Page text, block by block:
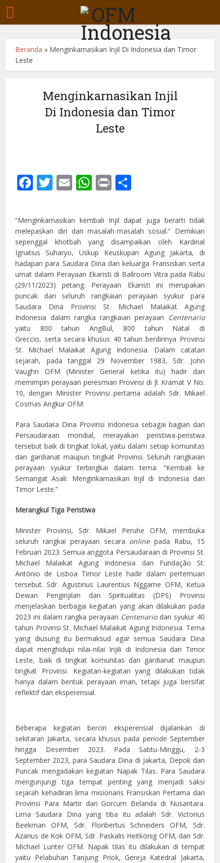
Beranda » Menginkarnasikan Injil Di Indonesia dan Timor
Leste
Menginkarnasikan Injil
Di Indonesia dan Timor
Leste
Facebook
Twitter
EmailWhatsApp
Print
“Menginkarnasikan kembali Injil dapat juga berarti tidak
melepaskan diri dari masalah-masalah sosial.” Demikian
sepenggal khotbah yang disampaikan oleh Kardinal
Ignatius Suharyo, Uskup Keuskupan Agung Jakarta, di
hadapan para Saudara Dina dan keluarga Fransiskan serta
umat dalam Perayaan Ekaristi di Ballroom Vitra pada Rabu
(29/11/2023) petang. Perayaan Ekaristi ini merupakan
puncak dari seluruh rangkaian perayaan syukur para
Saudara Dina Provinsi St. Michael Malaikat Agung
Indonesia dalam rangka rangkaian perayaan
Centenario
yaitu 800 tahun AngBul, 800 tahun Natal di
Greccio, serta secara khusus 40 tahun berdirinya Provinsi
St. Michael Malaikat Agung Indonesia. Dalam catatan
sejarah, pada tanggal 29 November 1983, Sdr. John
Vaughn OFM (Minister General ketika itu) hadir dan
memimpin perayaan peresmian Provinsi di Jl. Kramat V No.
10, dengan Minister Provinsi pertama adalah Sdr. Mikael
Cosmas Angkur OFM.
Para Saudara Dina Provinsi Indonesia sebagai bagian dari
Persaudaraan mondial, merayakan peristiwa-peristwa
tersebut baik di tingkat lokal, yaitu dalam setiap komunitas
dan gardianat maupun tingkat Provinsi. Seluruh rangkaian
perayaan syukur terbingkai dalam tema: “Kembali ke
Semangat Asali: Menginkarnasikan Injil di Indonesia dan
Timor Leste.”
Merangkul Tiga Peristiwa
Minister Provinsi, Sdr. Mikael Peruhe OFM, membuka
seluruh rangkai perayaan secara onlinepada Rabu, 15
Februari 2023. Semua anggota Persaudaraan di Provinsi St.
Michael Malaikat Agung Indonesia dan Fundação St.
António de Lisboa Timor Leste hadir dalam pertemuan
tersebut. Sdr. Agustinus Laurentius Nggame OFM, Ketua
Dewan Penginjilan dan Spiritualitas (DPS) Provinsi
menjelaskan berbagai kegiatan yang akan dilakukan pada
2023 ini dalam rangka perayaan Centenario dan syukur 40
tahun Provinsi St. Michael Malaikat Agung Indonesia. Tema
yang diusung itu bermaksud agar semua Saudara Dina
dapat menghidupi nilai-nilai Injili di Indonesia dan Timor
Leste, baik di tingkat komunitas dan gardianat maupun
tingkat Provinsi. Kegiatan-kegiatan yang dilakukan tidak
hanya dalam bentuk perayaan iman, tetapi juga bersifat
reflektif dan eksperensial.
Beberapa kegiatan berciri eksperensial dijalankan di
sekitaran Jakarta, secara khusus pada periode September
hingga Desember 2023. Pada Sabtu-Minggu, 2-3
September 2023, para Saudara Dina di Jakarta, Depok dan
Puncak mengadakan kegiatan Napak Tilas. Para Saudara
mengunjungi tiga tempat penting yang menjadi saksi
sejarah kehadiran lima misionaris Fransiskan Pertama dari
Provinsi Para Martir dari Gorcum Belanda di Nusantara.
Lima Saudara Dina yang tiba itu adalah Sdr. Victorius
Beekman OFM, Sdr. Floribertus Schneiders OFM, Sdr.
Azarius de Kok OFM, Sdr. Paskalis Heitkönig OFM, dan Sdr.
Michael Lunter OFM. Napak tilas itu dilakukan di tempat
yaitu Pelabuhan Tanjung Priok, Gereja Katedral Jakarta,